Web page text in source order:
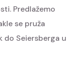
Predlažemo
se pruža
do Seiersberga u